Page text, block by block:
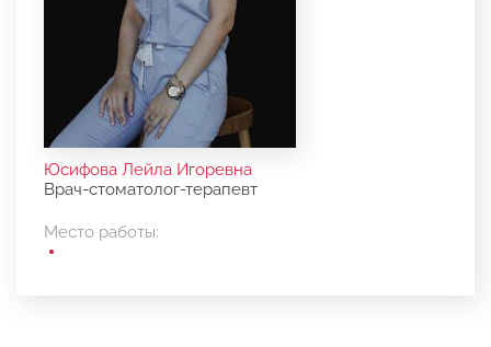
Юсифова Лейла Игоревна
Врач-стоматолог-терапевт
Место работы: